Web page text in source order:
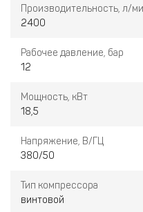
шума, низкая
автоматического
нормальной работе
Производительность, л/
2400
Рабочее давление, бар
12
Мощность, кВт
18,5
Напряжение, В/ГЦ
380/50
Тип компрессора
винтовой